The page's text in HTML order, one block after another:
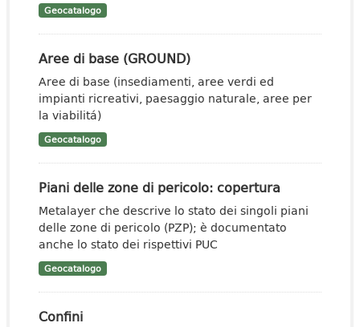
Geocatalogo
Aree di base (GROUND)
Aree di base (insediamenti, aree verdi ed
impianti ricreativi, paesaggio naturale, aree per
la viabilitá)
Geocatalogo
Piani delle zone di pericolo: copertura
Metalayer che descrive lo stato dei singoli piani
delle zone di pericolo (PZP); è documentato
anche lo stato dei rispettivi PUC
Geocatalogo
Confini